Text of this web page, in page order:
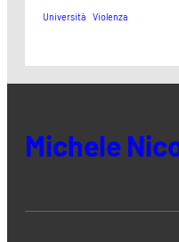
Università Violenza
Michele